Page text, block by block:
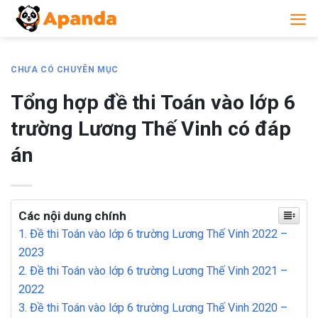
Skip
CHƯA CÓ CHUYÊN MỤC
Tổng hợp đề thi Toán vào lớp 6
trường Lương Thế Vinh có đáp
án
Các nội dung chính
1. Đề thi Toán vào lớp 6 trường Lương Thế Vinh 2022 –
2023
2. Đề thi Toán vào lớp 6 trường Lương Thế Vinh 2021 –
2022
3. Đề thi Toán vào lớp 6 trường Lương Thế Vinh 2020 –